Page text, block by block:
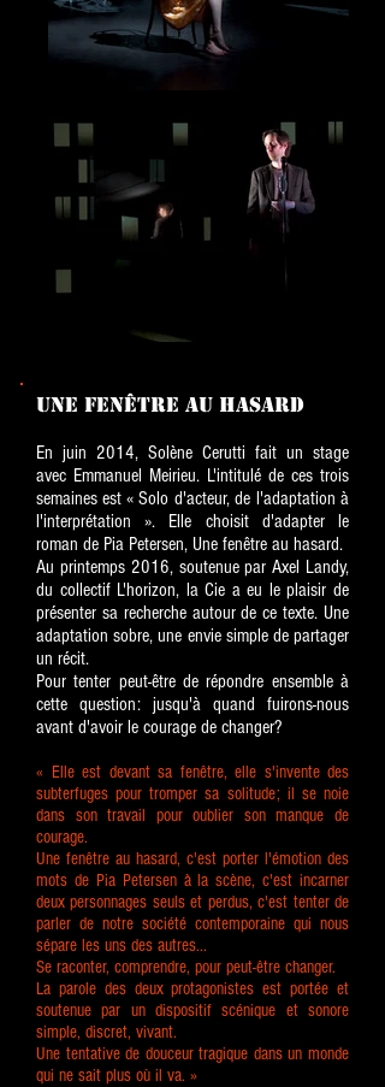
Une fenêtre au hasard
En juin 2014, Solène Cerutti fait un stage
avec Emmanuel Meirieu. L'intitulé de ces trois
semaines est « Solo d'acteur, de l'adaptation à
l'interprétation ». Elle choisit d'adapter le
roman de Pia Petersen, Une fenêtre au hasard.
Au printemps 2016, soutenue par Axel Landy,
du collectif L'horizon, la Cie a eu le plaisir de
présenter sa recherche autour de ce texte. Une
adaptation sobre, une envie simple de partager
un récit.
Pour tenter peut-être de répondre ensemble à
cette question: jusqu'à quand fuirons-nous
avant d'avoir le courage de changer?
« Elle est devant sa fenêtre, elle s'invente des
subterfuges pour tromper sa solitude; il se noie
dans son travail pour oublier son manque de
courage.
Une fenêtre au hasard, c'est porter l'émotion des
mots de Pia Petersen à la scène, c'est incarner
deux personnages seuls et perdus, c'est tenter de
parler de notre société contemporaine qui nous
sépare les uns des autres...
Se raconter, comprendre, pour peut-être changer.
La parole des deux protagonistes est portée et
soutenue par un dispositif scénique et sonore
simple, discret, vivant.
Une tentative de douceur tragique dans un monde
qui ne sait plus où il va. »